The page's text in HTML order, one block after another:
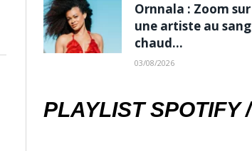
Ornnala : Zoom sur
une artiste au sang
chaud…
03/08/2026
PLAYLIST SPOTIFY /